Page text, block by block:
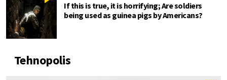
If this is true, it is horrifying; Are soldiers
being used as guinea pigs by Americans?
Tehnopolis